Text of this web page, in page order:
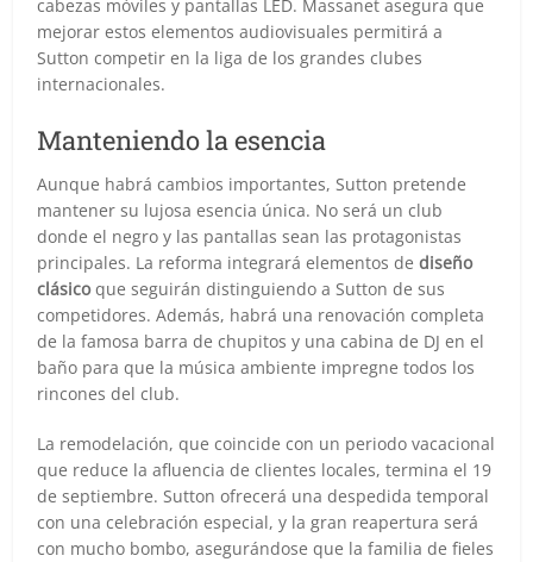
cabezas móviles y pantallas LED. Massanet asegura que
mejorar estos elementos audiovisuales permitirá a
Sutton competir en la liga de los grandes clubes
internacionales.
Manteniendo la esencia
Aunque habrá cambios importantes, Sutton pretende
mantener su lujosa esencia única. No será un club
donde el negro y las pantallas sean las protagonistas
principales. La reforma integrará elementos dediseño
clásicoque seguirán distinguiendo a Sutton de sus
competidores. Además, habrá una renovación completa
de la famosa barra de chupitos y una cabina de DJ en el
baño para que la música ambiente impregne todos los
rincones del club.
La remodelación, que coincide con un periodo vacacional
que reduce la afluencia de clientes locales, termina el 19
de septiembre. Sutton ofrecerá una despedida temporal
con una celebración especial, y la gran reapertura será
con mucho bombo, asegurándose que la familia de fieles